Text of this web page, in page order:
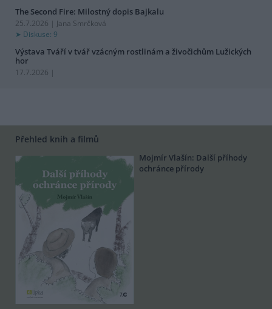
The Second Fire: Milostný dopis Bajkalu
25.7.2026 | Jana Smrčková
Diskuse: 9
Výstava Tváří v tvář vzácným rostlinám a živočichům Lužických
hor
17.7.2026 |
Přehled knih a filmů
Mojmír Vlašín: Další příhody
ochránce přírody